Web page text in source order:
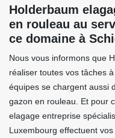
Holderbaum
en rouleau au
ce domaine à
Nous vous informons que
réaliser toutes vos tâches
équipes se chargent aussi
gazon en rouleau. Et pour
elagage entreprise
Luxembourg effectuent